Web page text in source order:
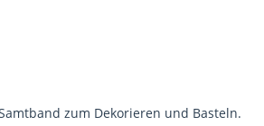
zum Dekorieren und Basteln.